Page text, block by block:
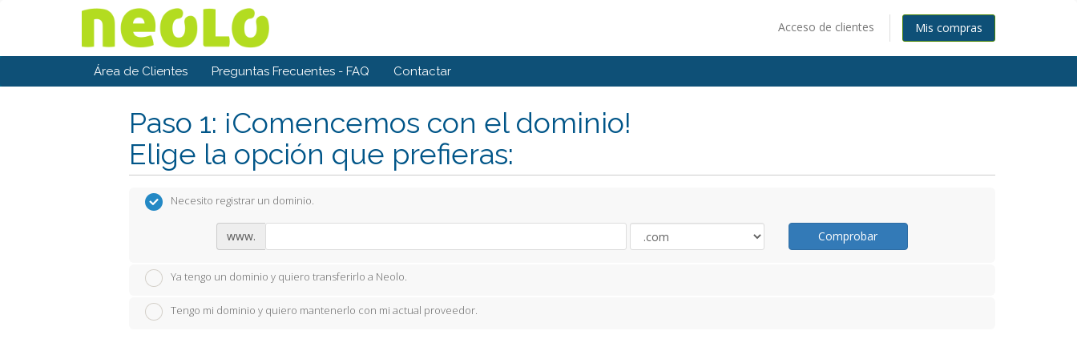
Acceso de clientes Mis compras
Área de Clientes Preguntas Frecuentes - FAQ Contactar
Paso 1: ¡Comencemos con el dominio!
Elige la opción que prefieras:
Necesito registrar un dominio.
www. Comprobar
Ya tengo un dominio y quiero transferirlo a Neolo.
Tengo mi dominio y quiero mantenerlo con mi actual proveedor.